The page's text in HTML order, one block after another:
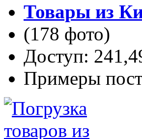
Товары из
(178 фото)
Доступ:
Примеры